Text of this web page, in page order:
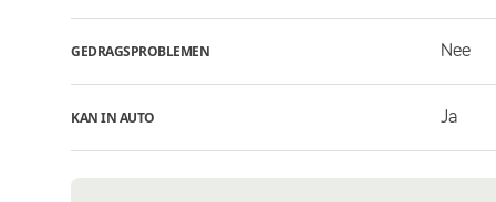
GEDRAGSPROBLEMEN Nee
KAN IN AUTO Ja